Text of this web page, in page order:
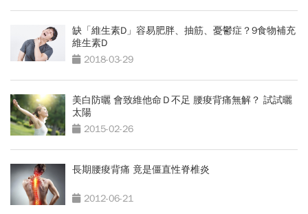
缺「維生素D」容易肥胖、抽筋、憂鬱症？9食物補充
維生素D
2018-03-29
美白防曬 會致維他命Ｄ不足 腰痠背痛無解？ 試試曬
太陽
2015-02-26
長期腰痠背痛 竟是僵直性脊椎炎
2012-06-21